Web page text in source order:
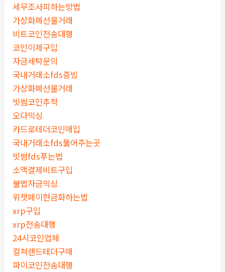
세무조사피하는방법
가상화폐선물거래
비트코인전송대행
코인이체구입
자금세탁문의
국내거래소fds증빙
가상화폐선물거래
빗썸코인추적
오다믹싱
카드로테더코인매입
국내거래소fds뚫어주는곳
빗썸fds푸는법
소액결제비트구입
불법자금믹싱
위챗페이현금화하는법
xrp구입
xrp전송대행
24시코인업체
컬쳐랜드테더구매
파이코인전송대행